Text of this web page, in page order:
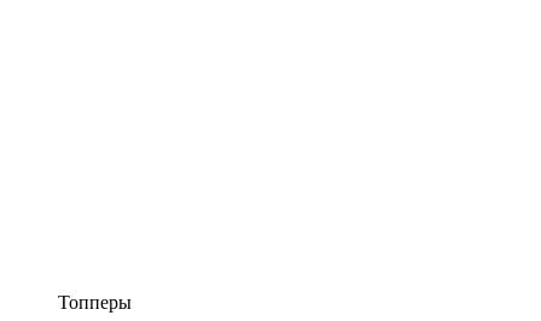
Топперы